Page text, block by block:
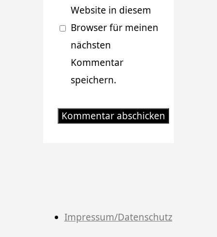
Website in diesem
Browser für meinen
nächsten
Kommentar
speichern.
Impressum/Datenschutz